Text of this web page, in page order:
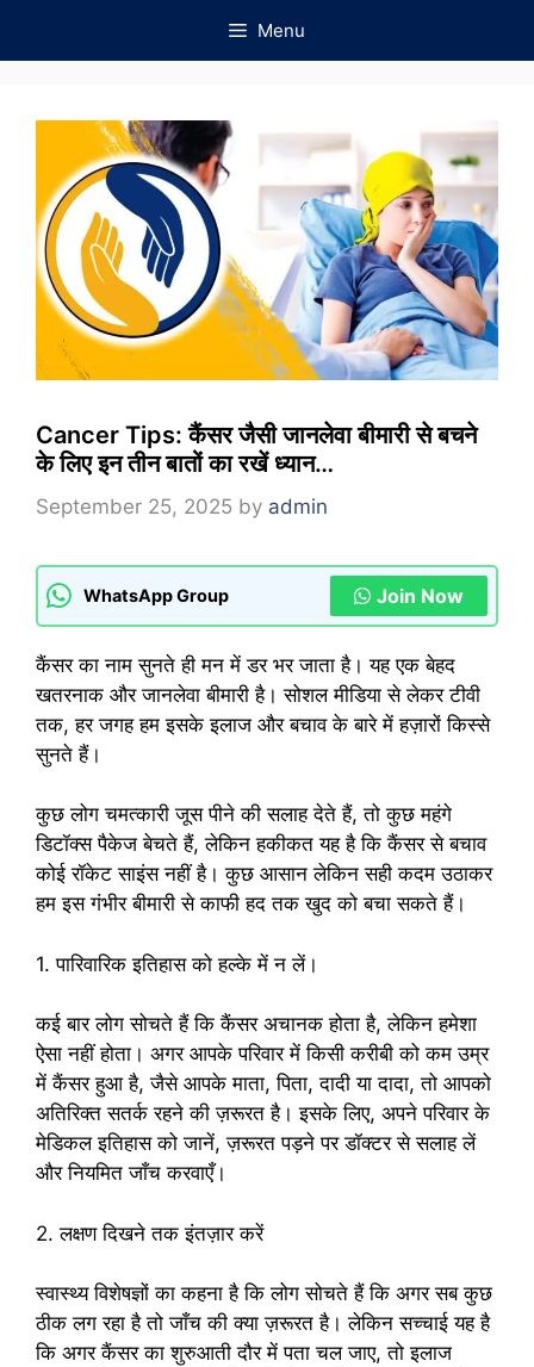
Menu
Cancer Tips: कैंसर जैसी जानलेवा बीमारी से बचने
के लिए इन तीन बातों का रखें ध्यान…
September 25, 2025 by admin
WhatsApp Group Join Now
कैंसर का नाम सुनते ही मन में डर भर जाता है। यह एक बेहद
खतरनाक और जानलेवा बीमारी है। सोशल मीडिया से लेकर टीवी
तक, हर जगह हम इसके इलाज और बचाव के बारे में हज़ारों किस्से
सुनते हैं।
कुछ लोग चमत्कारी जूस पीने की सलाह देते हैं, तो कुछ महंगे
डिटॉक्स पैकेज बेचते हैं, लेकिन हकीकत यह है कि कैंसर से बचाव
कोई रॉकेट साइंस नहीं है। कुछ आसान लेकिन सही कदम उठाकर
हम इस गंभीर बीमारी से काफी हद तक खुद को बचा सकते हैं।
1. पारिवारिक इतिहास को हल्के में न लें।
कई बार लोग सोचते हैं कि कैंसर अचानक होता है, लेकिन हमेशा
ऐसा नहीं होता। अगर आपके परिवार में किसी करीबी को कम उम्र
में कैंसर हुआ है, जैसे आपके माता, पिता, दादी या दादा, तो आपको
अतिरिक्त सतर्क रहने की ज़रूरत है। इसके लिए, अपने परिवार के
मेडिकल इतिहास को जानें, ज़रूरत पड़ने पर डॉक्टर से सलाह लें
और नियमित जाँच करवाएँ।
2. लक्षण दिखने तक इंतज़ार करें
स्वास्थ्य विशेषज्ञों का कहना है कि लोग सोचते हैं कि अगर सब कुछ
ठीक लग रहा है तो जाँच की क्या ज़रूरत है। लेकिन सच्चाई यह है
कि अगर कैंसर का शुरुआती दौर में पता चल जाए, तो इलाज